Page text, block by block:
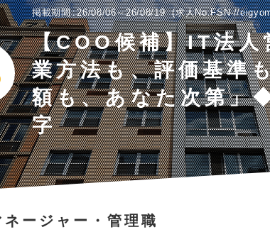
掲載期間 26/08/06～26/08/19 求人No.FSN-//
【COO候補】IT法
業方法も、評価基準
額も、あなた次第」
字
ネージャー・管理職